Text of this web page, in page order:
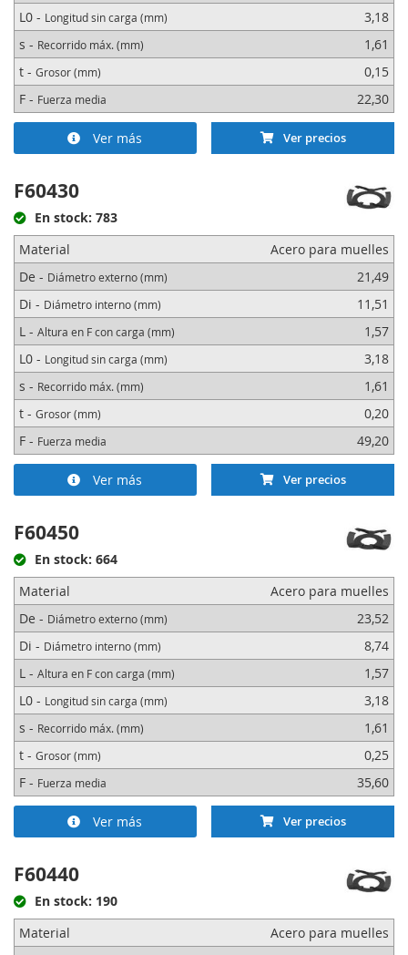
L0 - Longitud sin carga (mm)
3,18
s - Recorrido máx. (mm)
1,61
t - Grosor (mm)
0,15
F - Fuerza media 22,30
Ver más Ver precios
F60430
En stock: 783
Material
Acero para muelles
De - Diámetro externo (mm)
21,49
Di - Diámetro interno (mm)
11,51
L - Altura en F con carga (mm)
1,57
L0 - Longitud sin carga (mm)
3,18
s - Recorrido máx. (mm)
1,61
t - Grosor (mm)
0,20
F - Fuerza media 49,20
Ver más Ver precios
F60450
En stock: 664
Material
Acero para muelles
De - Diámetro externo (mm)
23,52
Di - Diámetro interno (mm)
8,74
L - Altura en F con carga (mm)
1,57
L0 - Longitud sin carga (mm)
3,18
s - Recorrido máx. (mm)
1,61
t - Grosor (mm)
0,25
F - Fuerza media 35,60
Ver más Ver precios
F60440
En stock: 190
Material
Acero para muelles